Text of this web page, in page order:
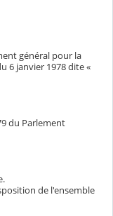
général pour la
6 janvier 1978 dite «
du Parlement
de l'ensemble